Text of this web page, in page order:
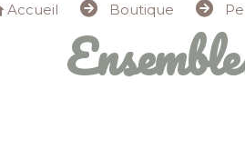
Accueil Boutique